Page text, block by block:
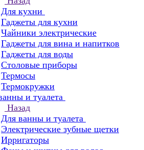
Для кухни
Гаджеты для кухни
Чайники электрические
Гаджеты для вина и напитков
Гаджеты для воды
Столовые приборы
Термосы
Термокружки
и туалета
Назад
Для ванны и туалета
Электрические зубные щетки
Ирригаторы